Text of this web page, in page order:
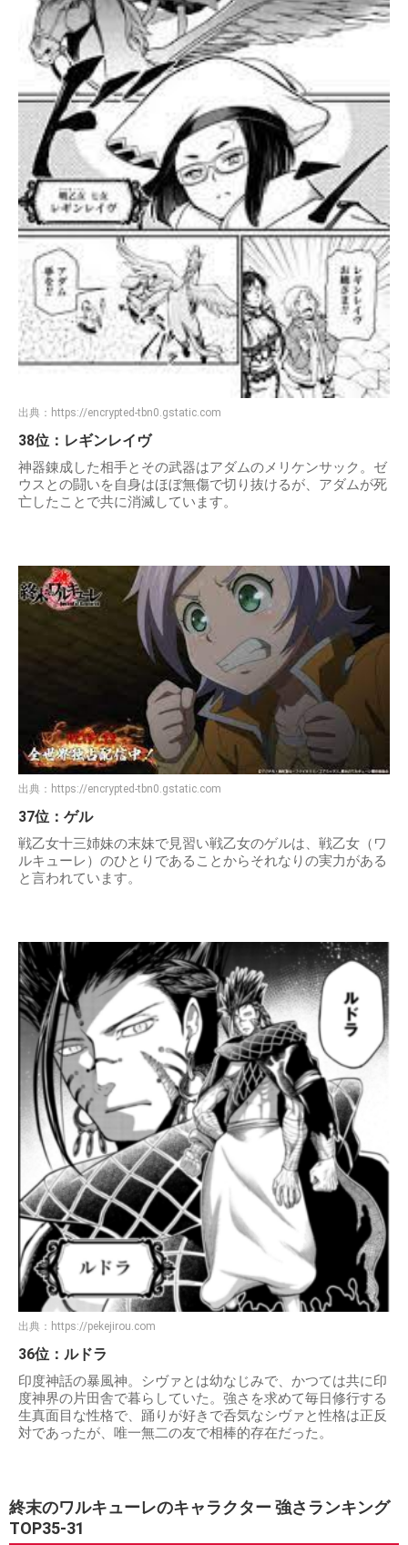
出典： https://encrypted-tbn0.gstatic.com
38位：レギンレイヴ
神器錬成した相手とその武器はアダムのメリケンサック。ゼ
ウスとの闘いを自身はほぼ無傷で切り抜けるが、アダムが死
亡したことで共に消滅しています。
出典： https://encrypted-tbn0.gstatic.com
37位：ゲル
戦乙女十三姉妹の末妹で見習い戦乙女のゲルは、戦乙女（ワ
ルキューレ）のひとりであることからそれなりの実力がある
と言われています。
出典： https://pekejirou.com
36位：ルドラ
印度神話の暴風神。シヴァとは幼なじみで、かつては共に印
度神界の片田舎で暮らしていた。強さを求めて毎日修行する
生真面目な性格で、踊りが好きで呑気なシヴァと性格は正反
対であったが、唯一無二の友で相棒的存在だった。
終末のワルキューレのキャラクター 強さランキング
TOP35-31